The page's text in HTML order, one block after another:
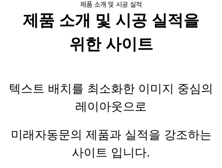
제품 소개 및 시공 실적
제품 소개 및 시공 실적을
위한 사이트
텍스트 배치를 최소화한 이미지 중심의
레이아웃으로
미래자동문의 제품과 실적을 강조하는
사이트 입니다.